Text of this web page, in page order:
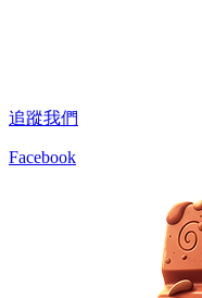
追蹤我們
Facebook